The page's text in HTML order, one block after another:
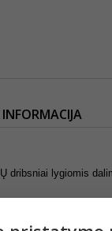
dribsniai lygiomis